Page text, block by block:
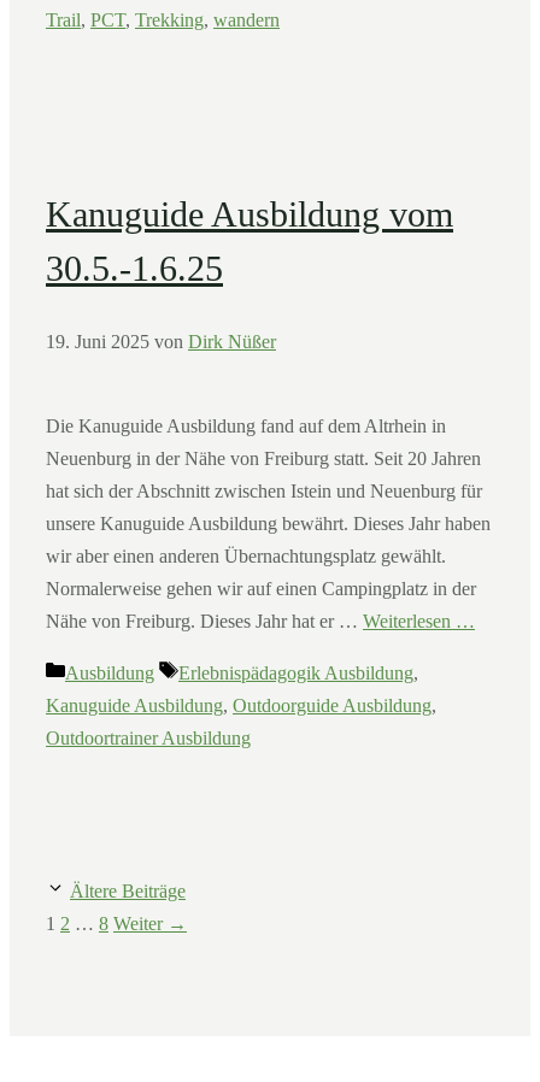
Trail, PCT, Trekking, wandern
Kanuguide Ausbildung vom
30.5.-1.6.25
19. Juni 2025 von Dirk Nüßer
Die Kanuguide Ausbildung fand auf dem Altrhein in
Neuenburg in der Nähe von Freiburg statt. Seit 20 Jahren
hat sich der Abschnitt zwischen Istein und Neuenburg für
unsere Kanuguide Ausbildung bewährt. Dieses Jahr haben
wir aber einen anderen Übernachtungsplatz gewählt.
Normalerweise gehen wir auf einen Campingplatz in der
Nähe von Freiburg. Dieses Jahr hat er … Weiterlesen …
Kategorien
Ausbildung Schlagwörter
Erlebnispädagogik Ausbildung,
Kanuguide Ausbildung, Outdoorguide Ausbildung,
Outdoortrainer Ausbildung
Ältere Beiträge
Seite
1 Seite
2 … Seite
8 Weiter →